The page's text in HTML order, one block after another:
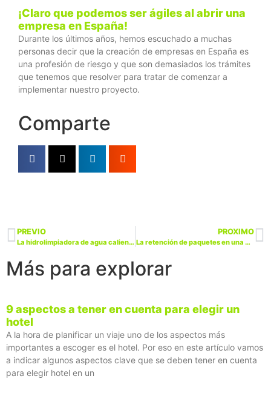
¡Claro que podemos ser ágiles al abrir una
empresa en España!
Durante los últimos años, hemos escuchado a muchas
personas decir que la creación de empresas en España es
una profesión de riesgo y que son demasiados los trámites
que tenemos que resolver para tratar de comenzar a
implementar nuestro proyecto.
Comparte
PREVIO
La hidrolimpiadora de agua caliente puede eliminar una gran cantidad de suciedad
PROXIMO
La retención de paquetes en una aduana es algo habitual en la actualidad
Más para explorar
9 aspectos a tener en cuenta para elegir un
hotel
A la hora de planificar un viaje uno de los aspectos más
importantes a escoger es el hotel. Por eso en este artículo vamos
a indicar algunos aspectos clave que se deben tener en cuenta
para elegir hotel en un